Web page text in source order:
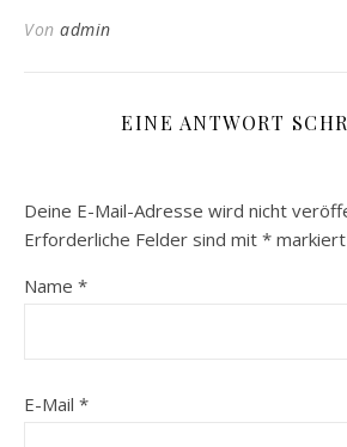
Von admin
EINE ANTWORT
Deine E-Mail-Adresse wird nicht
Erforderliche Felder sind mit * markiert
Name *
E-Mail *